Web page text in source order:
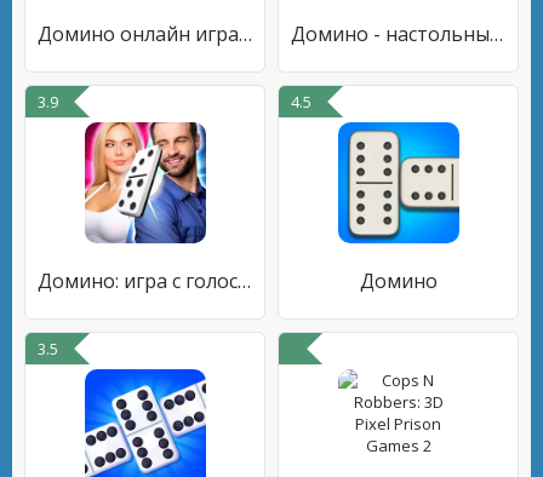
Домино онлайн играй с друзьями Домино - настольные игры
3.9
Домино: игра с голосовым чатом
4.5
Домино
3.5